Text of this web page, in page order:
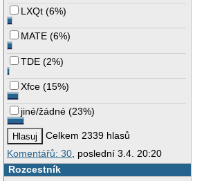
LXQt (6%)
MATE (6%)
TDE (2%)
Xfce (15%)
jiné/žádné (23%)
Celkem 2339 hlasů
Komentářů: 30 , poslední 3.4. 20:20
Rozcestník